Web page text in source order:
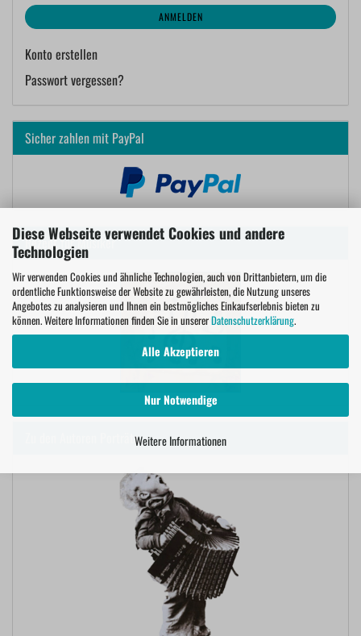
Diese Webseite verwendet Cookies und andere
Technologien
Wir verwenden Cookies und ähnliche Technologien, auch von Drittanbietern, um die
ordentliche Funktionsweise der Website zu gewährleisten, die Nutzung unseres
Angebotes zu analysieren und Ihnen ein bestmögliches Einkaufserlebnis bieten zu
können. Weitere Informationen finden Sie in unsererDatenschutzerklärung.
Alle Akzeptieren
Nur Notwendige
Weitere Informationen
ANMELDEN
Konto erstellen
Passwort vergessen?
Sicher zahlen mit PayPal
Rezept für Musiker
Zu den Autoren Porträts